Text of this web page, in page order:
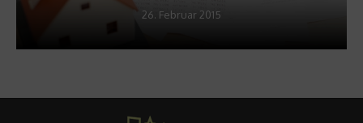
26. Februar 2015